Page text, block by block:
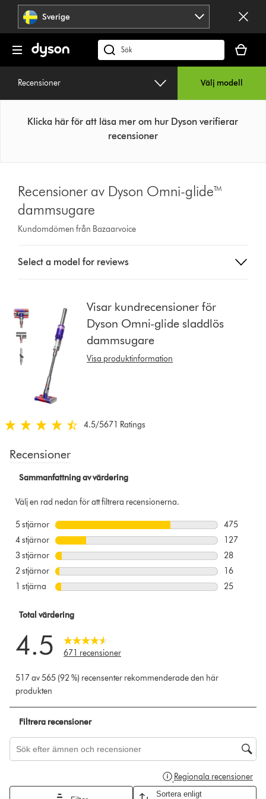
Hoppa
navigering
Sverige
Sök
på
är
tom
Recensioner
Välj modell
Klicka här för att läsa mer om hur Dyson verifierar
recensioner
Recensioner av Dyson Omni-glide™
dammsugare
Kundomdömen från Bazaarvoice
a
list
to
show
reviews
for
model
Select a model for reviews
Visar kundrecensioner för
Dyson Omni-glide sladdlös
dammsugare
Visa produktinformation
4.5
av
Ratings
4.5/5671 Ratings